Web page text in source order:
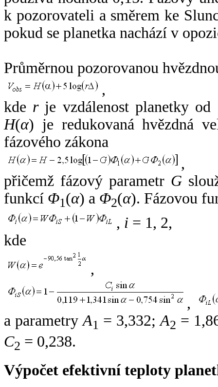
k pozorovateli a směrem ke
pokud se planetka nachází v
Průměrnou pozorovanou
,
kde rje vzdálenost planetky od
H(α) je redukovaná hvězdná
fázového zákona
,
přičemž fázový parametr G
funkcí Φ1(α) a Φ2(α). Fázovou
, i = 1, 2,
kde
,
,
a parametryA1 = 3,332;A2 =
C2 = 0,238.
Výpočet efektivní teploty